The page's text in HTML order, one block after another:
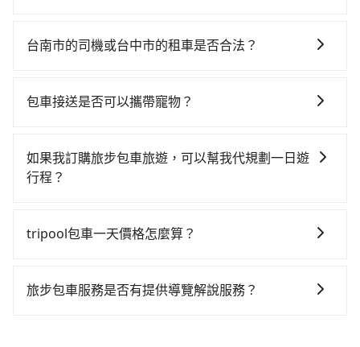
10分鐘出站、等待車站前排班的計程車，搭上小黃後約
行，高鐵加轉乘之平均每人花費為680元。不過台南市領
市的20倍。縱使幸運攔到一輛小黃了，台南市少部分小
黃司機不按表收費，看乘客是外地人便漫天喊價或恣意
不預約包車，不僅每人至少額外負擔10元車資，而且更
的拼車共乘服務，最多可再節省50%的交通費用。
$115~205承租小轎車，每公里再額外加收$3.2，從谷關
路返回），雖已將eTag和可能的每小時40元路邊停車費
Yaris、Prius C、Vios這類乘坐體驗較差的車款，如果人
數超過四位，更是沒有較大的七人座或九人座可供選
修理，每一次租車都好像在開樂透一樣。另外，偶爾也
車或者要載其他乘客的人來說就有不小的風險。最後，
灣大車隊、Uber、Line Taxi、Yoxi等。依照里程跳錶計
叫車，那要注意台南市僅有合法計程車約4,140輛，計程
機不按錶計費，約有17%會採現場議價，建議最好先上
網預約，以免當場被坑受騙。雖然谷關 溫泉飯店到豐原
的九人座廂型車最高可省$1,700。
台南市的司機或台中市的租車是否合法？
車、私家車或野雞車在招攬生意，這不僅是違法可能被
都無法監控或追查。最好別為了省小錢而冒上不必要的
風險。而tripool雇用的司機、使用的車輛以及配合的車
險。最好辨別叫的車是否合法，就看車牌的開頭，只要
包車接送是否可以攜帶寵物？
預定時特別勾選，是可以讓置入提籠或提袋內的中小型
寵物同行。且為了行程安全，請勿將寵物抱出來或置於
如果我訂購旅步包車旅遊，可以幫我代規劃一日遊
行程？
時還沒有規劃行程的服務。
tripool包車一天價格怎麼算？
需行程的公里數及車型而有所不同，建議可以直接上旅
旅步包車服務是否有提供導覽解說服務？